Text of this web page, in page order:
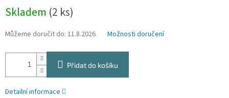
cena:
Skladem (2 ks)
Můžeme doručit do: 11.8.2026 Možnosti doručení
Přidat do košíku
Detailní informace